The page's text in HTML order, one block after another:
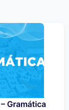
Gramática